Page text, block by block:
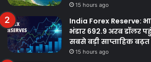
15 hours ago
India Forex Reserve:
भंडार 692.9 अरब डॉलर
सबसे बड़ी साप्ताहिक बढ़त
15 hours ago